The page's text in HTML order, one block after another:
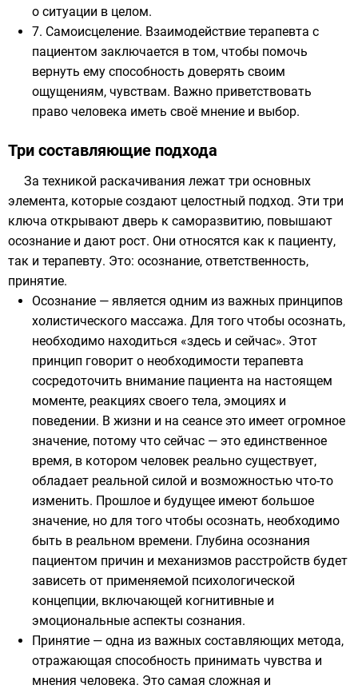
о ситуации в целом.
7. Самоисцеление. Взаимодействие терапевта с
пациентом заключается в том, чтобы помочь
вернуть ему способность доверять своим
ощущениям, чувствам. Важно приветствовать
право человека иметь своё мнение и выбор.
Три составляющие подхода
За техникой раскачивания лежат три основных
элемента, которые создают целостный подход. Эти три
ключа открывают дверь к саморазвитию, повышают
осознание и дают рост. Они относятся как к пациенту,
так и терапевту. Это: осознание, ответственность,
принятие.
Осознание — является одним из важных принципов
холистического массажа. Для того чтобы осознать,
необходимо находиться «здесь и сейчас». Этот
принцип говорит о необходимости терапевта
сосредоточить внимание пациента на настоящем
моменте, реакциях своего тела, эмоциях и
поведении. В жизни и на сеансе это имеет огромное
значение, потому что сейчас — это единственное
время, в котором человек реально существует,
обладает реальной силой и возможностью что-то
изменить. Прошлое и будущее имеют большое
значение, но для того чтобы осознать, необходимо
быть в реальном времени. Глубина осознания
пациентом причин и механизмов расстройств будет
зависеть от применяемой психологической
концепции, включающей когнитивные и
эмоциональные аспекты сознания.
Принятие — одна из важных составляющих метода,
отражающая способность принимать чувства и
мнения человека. Это самая сложная и